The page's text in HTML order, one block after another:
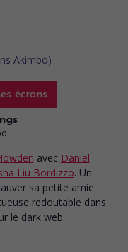
écrans
avec Daniel
Liu Bordizzo. Un
sa petite amie
redoutable dans
le dark web.